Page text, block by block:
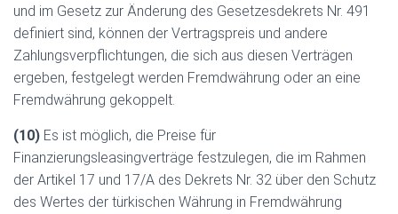
und im Gesetz zur Änderung des Gesetzesdekrets Nr. 491
definiert sind, können der Vertragspreis und andere
Zahlungsverpflichtungen, die sich aus diesen Verträgen
ergeben, festgelegt werden Fremdwährung oder an eine
Fremdwährung gekoppelt.
(10) Es ist möglich, die Preise für
Finanzierungsleasingverträge festzulegen, die im Rahmen
der Artikel 17 und 17/A des Dekrets Nr. 32 über den Schutz
des Wertes der türkischen Währung in Fremdwährung